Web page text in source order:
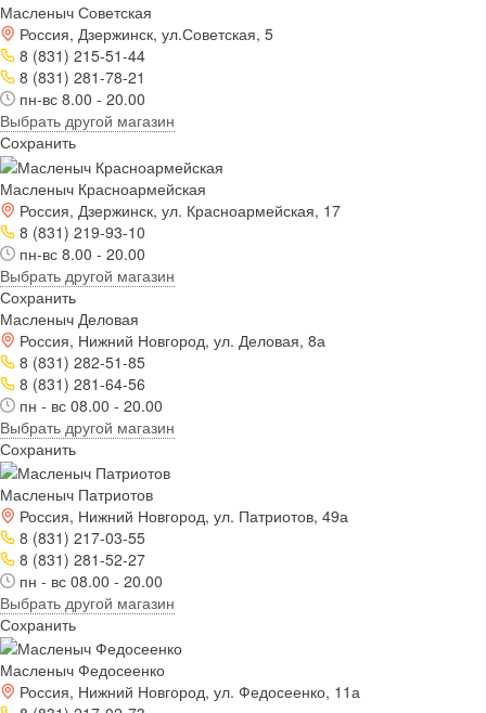
Масленыч Советская
Россия, Дзержинск, ул.Советская, 5
8 (831) 215-51-44
8 (831) 281-78-21
пн-вс 8.00 - 20.00
Выбрать другой магазин
Сохранить
Масленыч Красноармейская
Россия, Дзержинск, ул. Красноармейская, 17
8 (831) 219-93-10
пн-вс 8.00 - 20.00
Выбрать другой магазин
Сохранить
Масленыч Деловая
Россия, Нижний Новгород, ул. Деловая, 8а
8 (831) 282-51-85
8 (831) 281-64-56
пн - вс 08.00 - 20.00
Выбрать другой магазин
Сохранить
Масленыч Патриотов
Россия, Нижний Новгород, ул. Патриотов, 49а
8 (831) 217-03-55
8 (831) 281-52-27
пн - вс 08.00 - 20.00
Выбрать другой магазин
Сохранить
Масленыч Федосеенко
Россия, Нижний Новгород, ул. Федосеенко, 11а